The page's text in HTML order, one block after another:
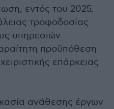
εντός του 2025,
τροφοδοσίας
υπηρεσιών
προϋπόθεση
επάρκειας
ανάθεσης έργων